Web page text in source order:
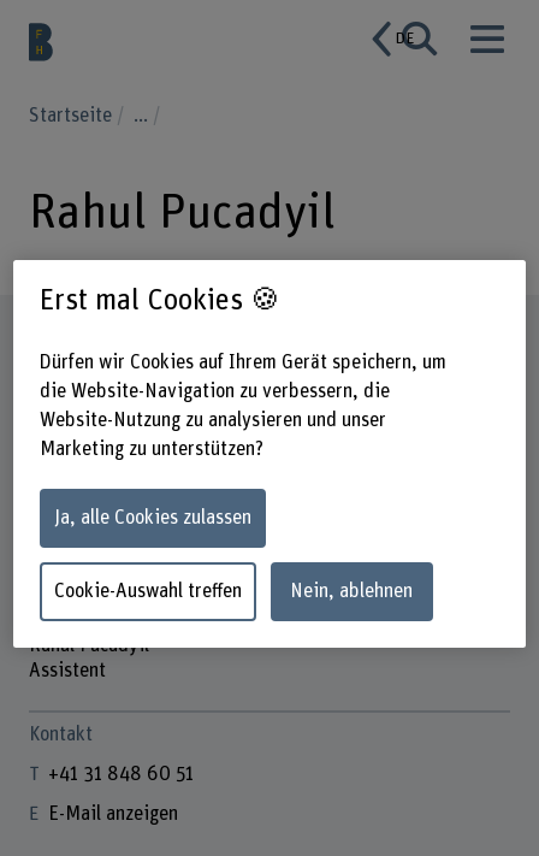
DE
Startseite ...
Rahul Pucadyil
Rahul Pucadyil
Assistent
Kontakt
+41 31 848 60 51
E-Mail anzeigen
Erst mal Cookies 🍪
Dürfen wir Cookies auf Ihrem Gerät speichern, um
die Website-Navigation zu verbessern, die
Website-Nutzung zu analysieren und unser
Marketing zu unterstützen?
Ja, alle Cookies zulassen
Cookie-Auswahl treffen Nein, ablehnen